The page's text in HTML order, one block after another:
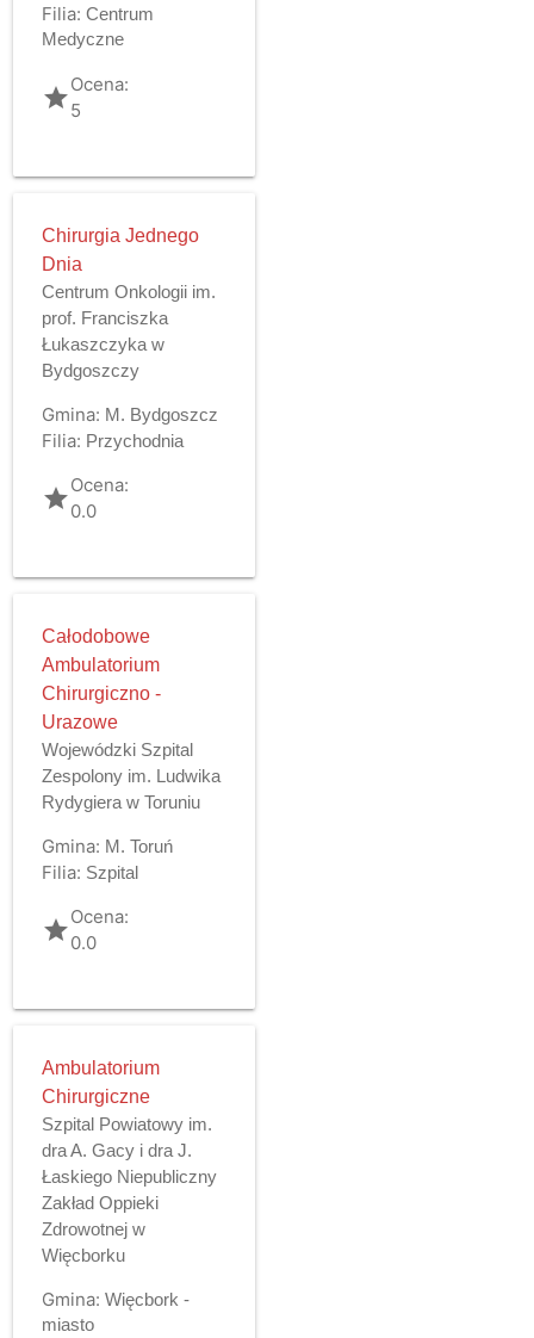
Filia: Centrum
Medyczne
gradeOcena:
5
Chirurgia Jednego
Dnia
Centrum Onkologii im.
prof. Franciszka
Łukaszczyka w
Bydgoszczy
Gmina: M. Bydgoszcz
Filia: Przychodnia
gradeOcena:
0.0
Całodobowe
Ambulatorium
Chirurgiczno -
Urazowe
Wojewódzki Szpital
Zespolony im. Ludwika
Rydygiera w Toruniu
Gmina: M. Toruń
Filia: Szpital
gradeOcena:
0.0
Ambulatorium
Chirurgiczne
Szpital Powiatowy im.
dra A. Gacy i dra J.
Łaskiego Niepubliczny
Zakład Oppieki
Zdrowotnej w
Więcborku
Gmina: Więcbork -
miasto